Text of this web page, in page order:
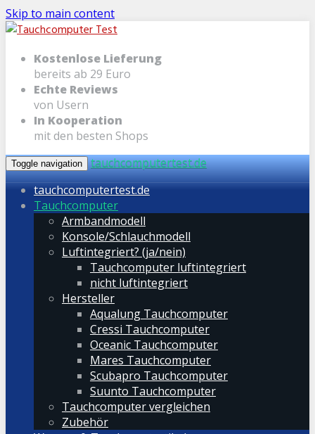
Skip to main content
Kostenlose Lieferung
bereits ab 29 Euro
Echte Reviews
von Usern
In Kooperation
mit den besten Shops
Toggle navigation
tauchcomputertest.de
tauchcomputertest.de
Tauchcomputer
Armbandmodell
Konsole/Schlauchmodell
Luftintegriert? (ja/nein)
Tauchcomputer luftintegriert
nicht luftintegriert
Hersteller
Aqualung Tauchcomputer
Cressi Tauchcomputer
Oceanic Tauchcomputer
Mares Tauchcomputer
Scubapro Tauchcomputer
Suunto Tauchcomputer
Tauchcomputer vergleichen
Zubehör